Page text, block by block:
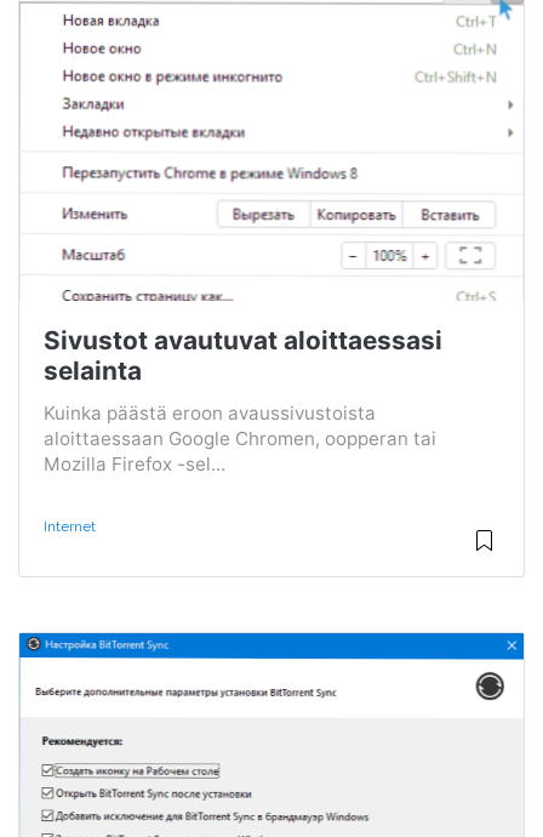
Sivustot avautuvat aloittaessasi
selainta
Kuinka päästä eroon avaussivustoista
aloittaessaan Google Chromen, oopperan tai
Mozilla Firefox -sel...
Internet